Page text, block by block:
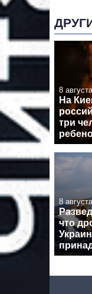
8 августа
На
три
8 августа
что